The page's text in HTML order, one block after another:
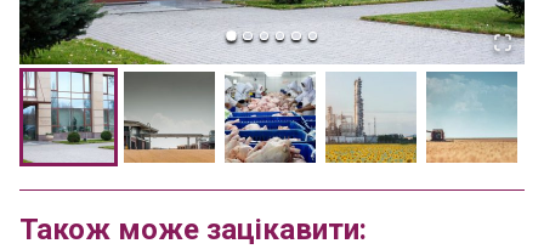
Також може зацікавити: